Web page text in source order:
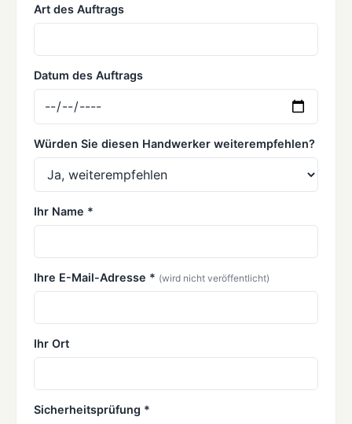
Art des Auftrags
Datum des Auftrags
Würden Sie diesen Handwerker weiterempfehlen?
Ihr Name *
Ihre E-Mail-Adresse * (wird nicht veröffentlicht)
Ihr Ort
Sicherheitsprüfung *